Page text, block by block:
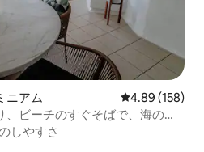
ニアム レビュー158
4.89 (158)
ビーチのすぐそばで、海の眺
しやすさ